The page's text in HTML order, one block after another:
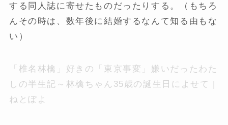
する同人誌に寄せたものだったりする。（もちろ
んその時は、数年後に結婚するなんて知る由もな
い）
「椎名林檎」好きの「東京事変」嫌いだったわた
しの半生記～林檎ちゃん35歳の誕生日によせて |
ねとぽよ